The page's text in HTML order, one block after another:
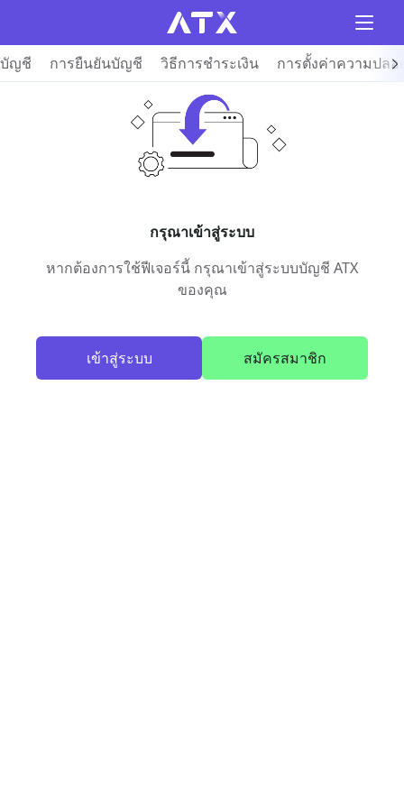
บัญชี การยืนยันบัญชี วิธีการชำระเงิน การตั้งค่าความปล
กรุณาเข้าสู่ระบบ
หากต้องการใช้ฟีเจอร์นี้ กรุณาเข้าสู่ระบบบัญชี ATX
ของคุณ
เข้าสู่ระบบ สมัครสมาชิก